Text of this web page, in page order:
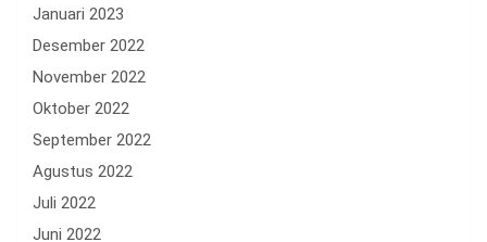
Januari 2023
Desember 2022
November 2022
Oktober 2022
September 2022
Agustus 2022
Juli 2022
Juni 2022